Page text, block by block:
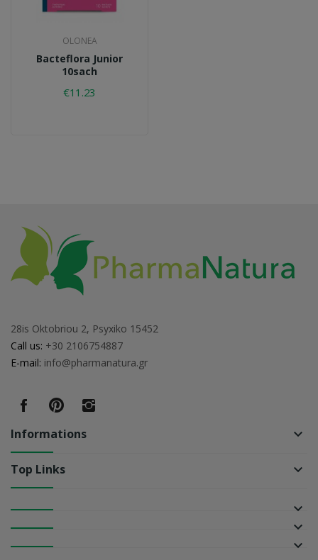
OLONEA
Bacteflora Junior
10sach
€11.23
28is Oktobriou 2, Psyxiko 15452
Call us: +30 2106754887
E-mail: info@pharmanatura.gr
Informations keyboard_arrow_down
Top Links keyboard_arrow_down
keyboard_arrow_down
keyboard_arrow_down
keyboard_arrow_down